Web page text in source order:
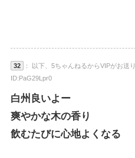
32
： 以下、5ちゃんねるからVIPがお送
ID:PaG29Lpr0
白州良いよー
爽やかな木の香り
飲むたびに心地よくなる